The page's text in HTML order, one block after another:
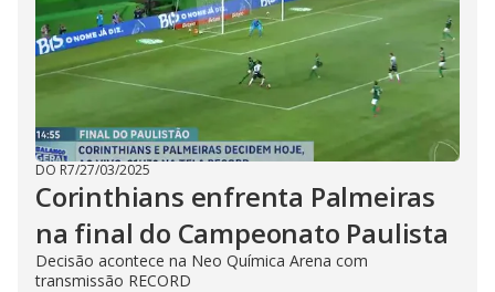
DO R7/27/03/2025
Corinthians enfrenta Palmeiras
na final do Campeonato Paulista
Decisão acontece na Neo Química Arena com
transmissão RECORD